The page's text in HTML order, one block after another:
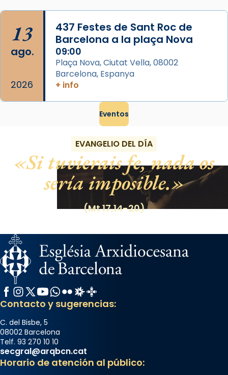
13
ago.
2026
437 Festes de Sant Roc de
Barcelona a la plaça Nova
09:00
Plaça Nova, Ciutat Vella, 08002
Barcelona, Espanya
+ info
Eventos
EVANGELIO DEL DÍA
Si tuvierais fe, nada os
sería imposible.
(Mt 17,14-20)
Facebook
Instagram
X / Twitter
YouTube
WhatsApp
FlickrRadio Estel
Catalunya Cristiana
Contacto y sugerencias:
C. del Bisbe, 5
08002 Barcelona
Telf. 93 270 10 10
secgral@arqbcn.cat
Horario de atención al público: